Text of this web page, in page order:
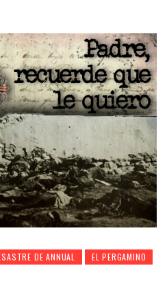
DE ANNUAL
EL PERGAMINO